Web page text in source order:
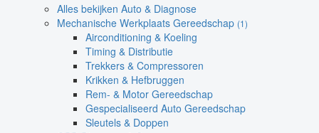
Alles bekijken Auto & Diagnose
Mechanische Werkplaats Gereedschap (1)
Airconditioning & Koeling
Timing & Distributie
Trekkers & Compressoren
Krikken & Hefbruggen
Rem- & Motor Gereedschap
Gespecialiseerd Auto Gereedschap
Sleutels & Doppen